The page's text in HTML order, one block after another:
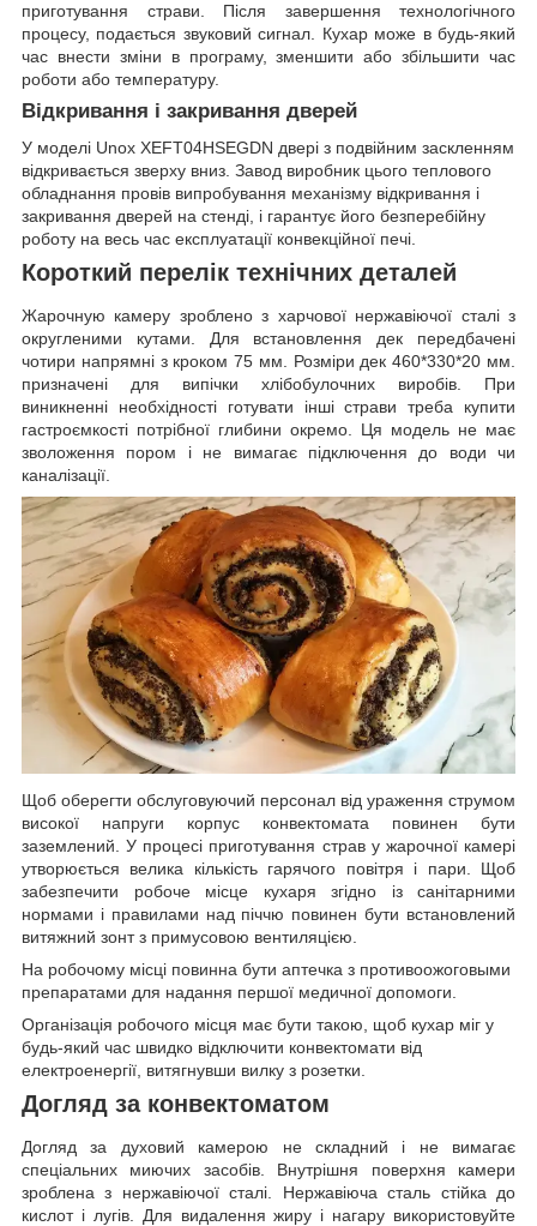
приготування страви. Після завершення технологічного
процесу, подається звуковий сигнал. Кухар може в будь-який
час внести зміни в програму, зменшити або збільшити час
роботи або температуру.
Відкривання і закривання дверей
У моделі Unox XEFT04HSEGDN двері з подвійним заскленням
відкривається зверху вниз. Завод виробник цього теплового
обладнання провів випробування механізму відкривання і
закривання дверей на стенді, і гарантує його безперебійну
роботу на весь час експлуатації конвекційної печі.
Короткий перелік технічних деталей
Жарочную камеру зроблено з харчової нержавіючої сталі з
округленими кутами. Для встановлення дек передбачені
чотири напрямні з кроком 75 мм. Розміри дек 460*330*20 мм.
призначені для випічки хлібобулочних виробів. При
виникненні необхідності готувати інші страви треба купити
гастроємкості потрібної глибини окремо. Ця модель не має
зволоження пором і не вимагає підключення до води чи
каналізації.
Щоб оберегти обслуговуючий персонал від ураження струмом
високої напруги корпус конвектомата повинен бути
заземлений. У процесі приготування страв у жарочної камері
утворюється велика кількість гарячого повітря і пари. Щоб
забезпечити робоче місце кухаря згідно із санітарними
нормами і правилами над піччю повинен бути встановлений
витяжний зонт з примусовою вентиляцією.
На робочому місці повинна бути аптечка з противоожоговыми
препаратами для надання першої медичної допомоги.
Організація робочого місця має бути такою, щоб кухар міг у
будь-який час швидко відключити конвектомати від
електроенергії, витягнувши вилку з розетки.
Догляд за конвектоматом
Догляд за духовий камерою не складний і не вимагає
спеціальних миючих засобів. Внутрішня поверхня камери
зроблена з нержавіючої сталі. Нержавіюча сталь стійка до
кислот і лугів. Для видалення жиру і нагару використовуйте